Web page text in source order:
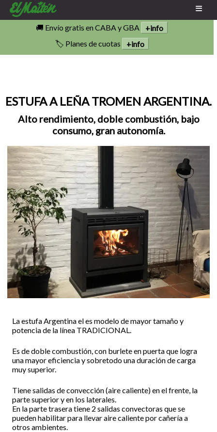
🚚 Envío gratis en CABA y GBA
+info
🏷️ Planes de cuotas
+info
ESTUFA A LEÑA TROMEN ARGENTINA.
Alto rendimiento, doble combustión, bajo
consumo, gran autonomía.
La estufa Argentina el es modelo de mayor tamaño y
potencia de la línea TRADICIONAL.
Es de doble combustión, con burlete en puerta que logra
una mayor eficiencia y sobretodo una duración de carga
muy superior.
Tiene salidas de convección (aire caliente) en el frente, la
parte superior y en los laterales.
En la parte trasera tiene 2 salidas convectoras que se
pueden habilitar para llevar aire caliente por cañería a
otros ambientes.